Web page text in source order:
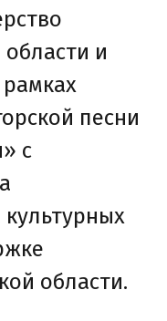
и
песни
с
области.